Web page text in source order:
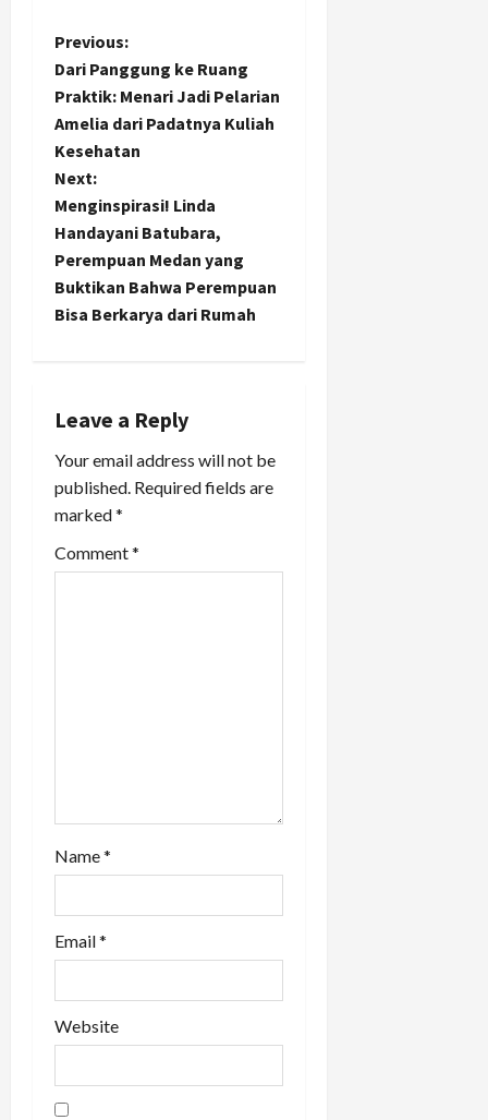
P
o
s
t
n
a
v
g
a
t
i
Previous:
Dari Panggung ke Ruang
Praktik: Menari Jadi Pelarian
Amelia dari Padatnya Kuliah
Kesehatan
Next:
Menginspirasi! Linda
Handayani Batubara,
Perempuan Medan yang
Buktikan Bahwa Perempuan
Bisa Berkarya dari Rumah
Leave a Reply
Your email address will not be
published. Required fields are
marked*
Comment*
Name*
Email*
Website